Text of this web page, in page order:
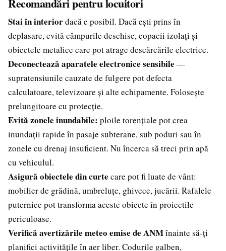
Stai în interiordacă e posibil. Dacă ești prins în
deplasare, evită câmpurile deschise, copacii izolați și
obiectele metalice care pot atrage descărcările electrice.
Deconectează aparatele electronice sensibile —
supratensiunile cauzate de fulgere pot defecta
calculatoare, televizoare și alte echipamente. Folosește
prelungitoare cu protecție.
Evită zonele inundabile: ploile torențiale pot crea
inundații rapide în pasaje subterane, sub poduri sau în
zonele cu drenaj insuficient. Nu încerca să treci prin apă
cu vehiculul.
Asigură obiectele din curte care pot fi luate de vânt:
mobilier de grădină, umbreluțe, ghivece, jucării. Rafalele
puternice pot transforma aceste obiecte în proiectile
periculoase.
Verifică avertizările meteo emise de ANMînainte să-ți
planifici activitățile în aer liber. Codurile galben,